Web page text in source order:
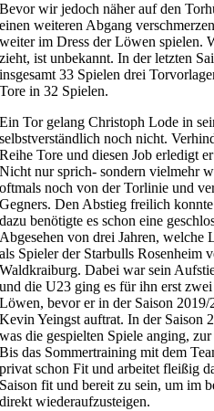
Bevor wir jedoch näher auf den
einen weiteren Abgang
weiter im Dress der Löwen spielen.
zieht, ist unbekannt. In der letzten
insgesamt 33 Spielen drei
Tore in 32 Spielen.
Ein Tor gelang Christoph Lode in
selbstverständlich noch nicht.
Reihe Tore und diesen Job erledigt
Nicht nur sprich- sondern vielmehr
oftmals noch von der Torlinie und
Gegners. Den Abstieg freilich
dazu benötigte es schon eine
Abgesehen von drei Jahren, welche
als Spieler der Starbulls Rosenheim
Waldkraiburg. Dabei war sein
und die U23 ging es für ihn erst
Löwen, bevor er in der Saison
Kevin Yeingst auftrat. In der Saison
was die gespielten Spiele anging,
Bis das Sommertraining mit dem
privat schon Fit und arbeitet fleißig
Saison fit und bereit zu sein, um im
direkt wiederaufzusteigen.